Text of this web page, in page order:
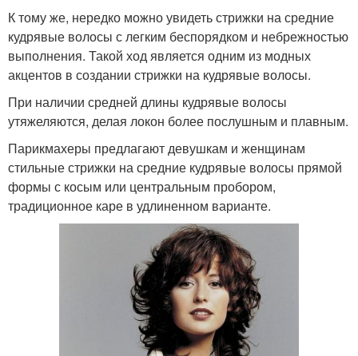
К тому же, нередко можно увидеть стрижки на средние
кудрявые волосы с легким беспорядком и небрежностью
выполнения. Такой ход является одним из модных
акцентов в создании стрижки на кудрявые волосы.
При наличии средней длины кудрявые волосы
утяжеляются, делая локон более послушным и плавным.
Парикмахеры предлагают девушкам и женщинам
стильные стрижки на средние кудрявые волосы прямой
формы с косым или центральным пробором,
традиционное каре в удлиненном варианте.